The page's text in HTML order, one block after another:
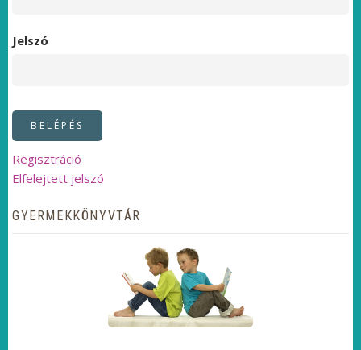
Jelszó
Regisztráció
Elfelejtett jelszó
GYERMEKKÖNYVTÁR